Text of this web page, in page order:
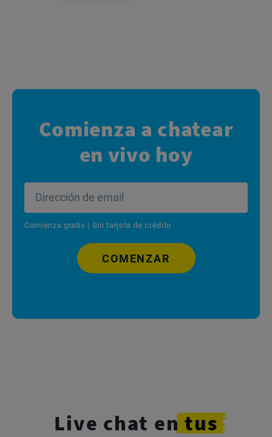
Comienza a chatear
en vivo hoy
Comienza gratis | Sin tarjeta de crédito
COMENZAR
Live chat entus